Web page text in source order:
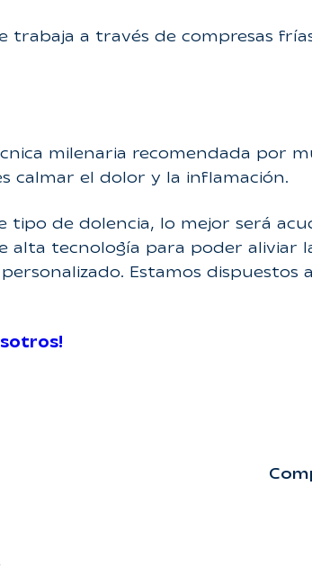
trabaja a través de compresas
milenaria recomendada por
calmar el dolor y la inflamación.
tipo de dolencia, lo mejor será
alta tecnología para poder aliviar
Estamos